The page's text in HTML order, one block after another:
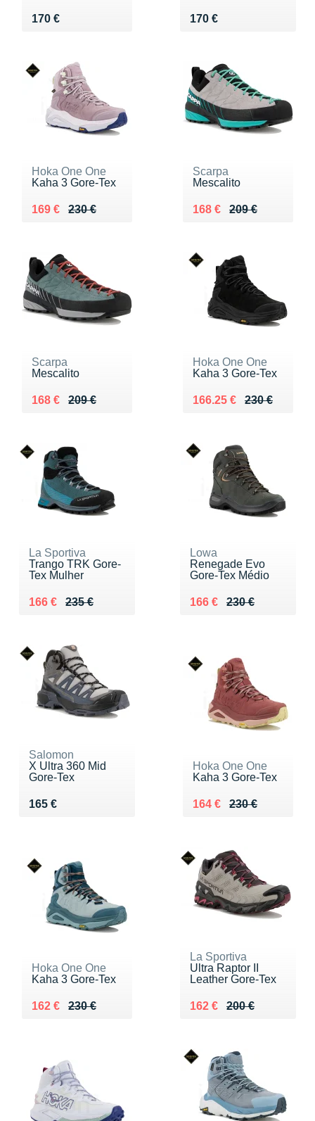
170 €
Vendu 170 € 170 €
Vendu 170 €
Hoka One One
Kaha 3 Gore-Tex
230 €
Au lieu de 230 €
169 €
Vendu 169 €
Scarpa
Mescalito
209 €
Au lieu de 209 €
168 €
Vendu 168 €
Scarpa
Mescalito
209 €
Au lieu de 209 €
168 €
Vendu 168 €
Hoka One One
Kaha 3 Gore-Tex
230 €
Au lieu de 230 €
166.25 €
Vendu 166.25 €
La Sportiva
Trango TRK Gore-
Tex Mulher
235 €
Au lieu de 235 €
166 €
Vendu 166 €
Lowa
Renegade Evo
Gore-Tex Médio
230 €
Au lieu de 230 €
166 €
Vendu 166 €
Salomon
X Ultra 360 Mid
Gore-Tex
165 €
Vendu 165 €
Hoka One One
Kaha 3 Gore-Tex
230 €
Au lieu de 230 €
164 €
Vendu 164 €
Hoka One One
Kaha 3 Gore-Tex
230 €
Au lieu de 230 €
162 €
Vendu 162 €
La Sportiva
Ultra Raptor II
Leather Gore-Tex
200 €
Au lieu de 200 €
162 €
Vendu 162 €